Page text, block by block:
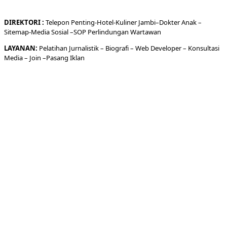
DIREKTORI: Telepon Penting-Hotel-KulinerJambi–DokterAnak –
Sitemap-Media Sosial –SOP Perlindungan Wartawan
LAYANAN: Pelatihan Jurnalistik – Biografi– Web Developer– Konsultasi
Media– Join –Pasang Iklan